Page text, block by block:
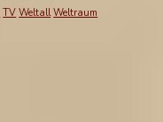
TV Weltall Weltraum